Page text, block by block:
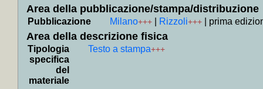
+
+La
Area della pubblicazione/stampa/distribuzione
Pubblicazione Milano+++ Rizzoli+++ prima
Area della descrizione fisica
Tipologia
specifica
del
materiale
Testo a stampa+++